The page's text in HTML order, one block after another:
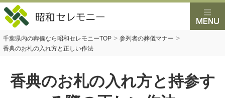
千葉県内の葬儀なら昭和セレモニーTOP > 参列者の葬儀マナー >
香典のお札の入れ方と正しい作法
香典のお札の入れ方と持参す